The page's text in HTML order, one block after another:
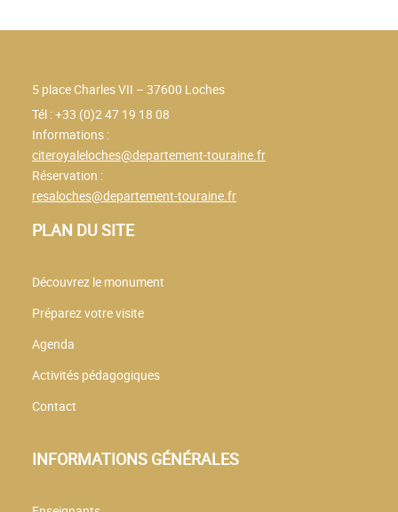
5 place Charles VII – 37600 Loches
Tél : +33 (0)2 47 19 18 08
Informations :
citeroyaleloches@departement-touraine.fr
Réservation :
resaloches@departement-touraine.fr
PLAN DU SITE
Découvrez le monument
Préparez votre visite
Agenda
Activités pédagogiques
Contact
INFORMATIONS GÉNÉRALES